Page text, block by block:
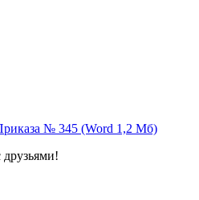
№ 345 (Word 1,2 Mб)